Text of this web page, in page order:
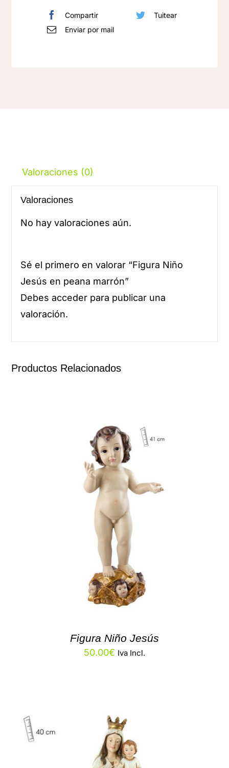
Compartir
Tuitear
Enviar por mail
Valoraciones (0)
Valoraciones
No hay valoraciones aún.
Sé el primero en valorar “Figura Niño
Jesús en peana marrón”
Debes accederpara publicar una
valoración.
Productos Relacionados
Figura Niño Jesús
50.00€ Iva Incl.